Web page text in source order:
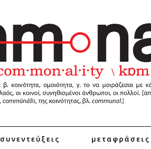
συνεντεύξεις μεταφράσεις